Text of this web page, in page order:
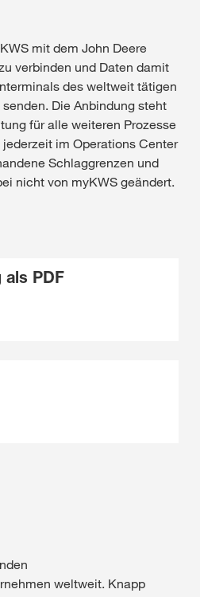
mit dem John Deere
verbinden und Daten damit
des weltweit tätigen
Die Anbindung steht
für alle weiteren Prozesse
im Operations Center
Schlaggrenzen und
nicht von myKWS geändert.
als PDF
weltweit. Knapp